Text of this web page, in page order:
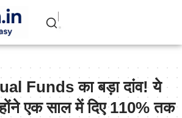
Funds का बड़ा दांव! ये
एक साल में दिए 110% तक